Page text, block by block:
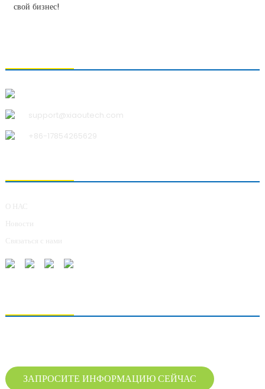
свой бизнес!
support@xiaoutech.com
+86-17854265629
О НАС
Новости
Связаться с нами
ЗАПРОСИТЕ ИНФОРМАЦИЮ СЕЙЧАС